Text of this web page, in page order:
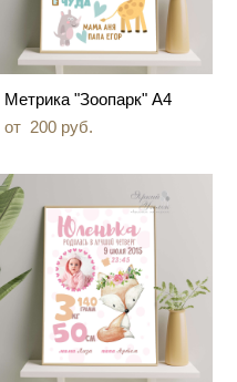
Метрика "Зоопарк" А4
от 200 pуб.